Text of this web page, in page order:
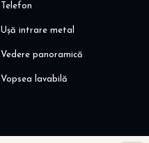
Telefon
Ușă intrare metal
Vedere panoramică
Vopsea lavabilă